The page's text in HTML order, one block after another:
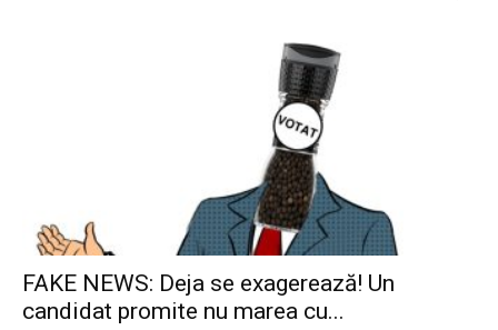
FAKE NEWS: Deja se exagerează! Un
candidat promite nu marea cu...